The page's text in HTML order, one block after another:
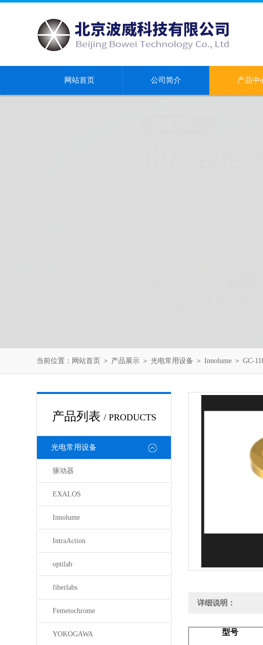
网站首页 公司简介 产品中
当前位置： 网站首页 ＞ 产品展示 ＞ 光电常用设备 ＞ Innolume ＞ GC-
产品列表 / PRODUCTS
光电常用设备
驱动器
EXALOS
Innolume
IntraAction
optilab
fiberlabs
Femetochrome
YOKOGAWA
详细说明：
型号